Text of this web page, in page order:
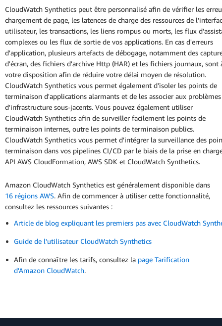
CloudWatch Synthetics peut être personnalisé afin de vérifier les
chargement de page, les latences de charge des ressources de
utilisateur, les transactions, les liens rompus ou morts, les flux
complexes ou les flux de sortie de vos applications. En cas d'erreurs
d'application, plusieurs artefacts de débogage, notamment des
d'écran, des fichiers d'archive Http (HAR) et les fichiers journaux, sont
votre disposition afin de réduire votre délai moyen de résolution.
CloudWatch Synthetics vous permet également d'isoler les points de
terminaison d'applications alarmants et de les associer aux problèmes
d'infrastructure sous-jacents. Vous pouvez également utiliser
CloudWatch Synthetics afin de surveiller facilement les points de
terminaison internes, outre les points de terminaison publics.
CloudWatch Synthetics vous permet d'intégrer la surveillance des
terminaison dans vos pipelines CI/CD par le biais de la prise en
API AWS CloudFormation, AWS SDK et CloudWatch Synthetics.
Amazon CloudWatch Synthetics est généralement disponible dans
16 régions AWS. Afin de commencer à utiliser cette fonctionnalité,
consultez les ressources suivantes :
Article de blog expliquant les premiers pas avec CloudWatch
Guide de l'utilisateur CloudWatch Synthetics
Afin de connaître les tarifs, consultez la page Tarification
d'Amazon CloudWatch.